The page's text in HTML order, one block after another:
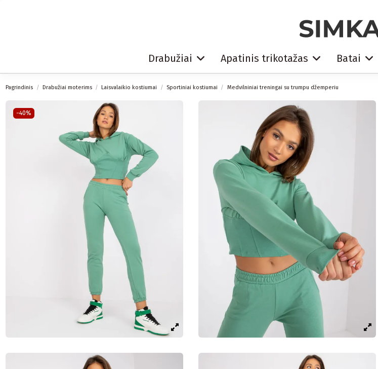
Drabužiai Apatinis trikotažas Batai
Pagrindinis Drabužiai moterims Laisvalaikio kostiumai Sportiniai kostiumai Medvilniniai treningai su trumpu džemperiu
−40%